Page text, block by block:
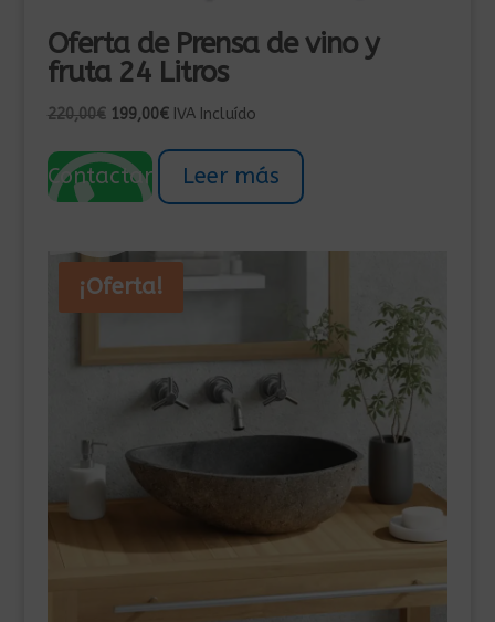
Oferta de Prensa de vino y
fruta 24 Litros
220,00€ El
original
era:
199,00€El
actual
es:
IVA Incluído
Contactar Leer más
¡Oferta!